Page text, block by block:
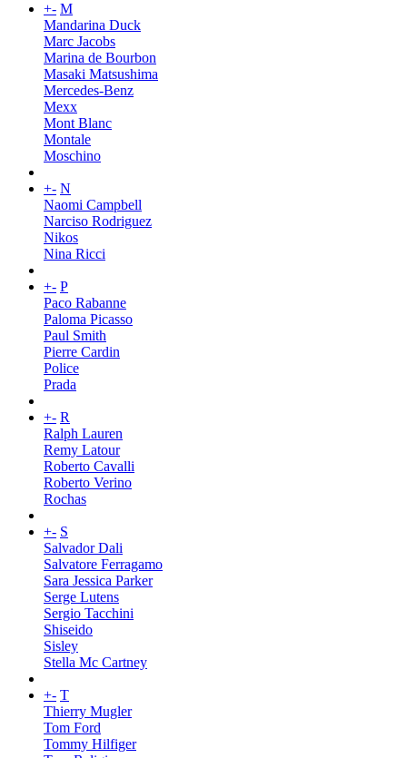
+- M
Mandarina Duck
Marc Jacobs
Marina de Bourbon
Masaki Matsushima
Mercedes-Benz
Mexx
Mont Blanc
Montale
Moschino
+- N
Naomi Campbell
Narciso Rodriguez
Nikos
Nina Ricci
+- P
Paco Rabanne
Paloma Picasso
Paul Smith
Pierre Cardin
Police
Prada
+- R
Ralph Lauren
Remy Latour
Roberto Cavalli
Roberto Verino
Rochas
+- S
Salvador Dali
Salvatore Ferragamo
Sara Jessica Parker
Serge Lutens
Sergio Tacchini
Shiseido
Sisley
Stella Mc Cartney
+- T
Thierry Mugler
Tom Ford
Tommy Hilfiger